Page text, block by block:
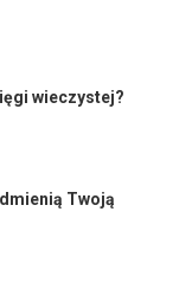
wieczystej?
Twoją